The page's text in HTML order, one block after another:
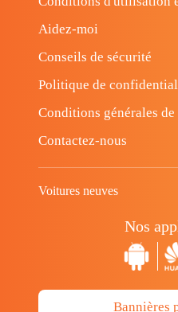
Aidez-moi
Conseils de sécurité
Politique de
Conditions générales de
Contactez-nous
Voitures neuves
Nos
Bannières